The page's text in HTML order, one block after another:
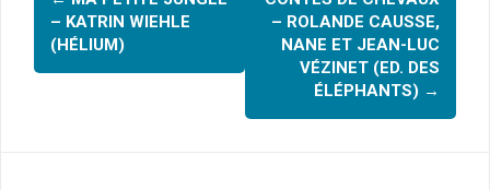
o
k
d'article
– KATRIN WIEHLE
(HÉLIUM)
– ROLANDE CAUSSE,
NANE ET JEAN-LUC
VÉZINET (ED. DES
ÉLÉPHANTS) →